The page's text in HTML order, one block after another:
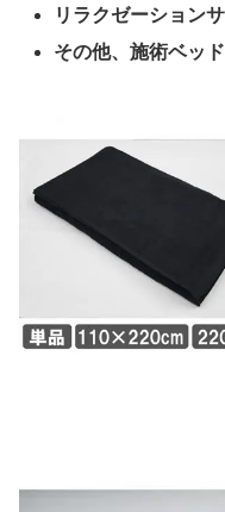
リラクゼーション
その他、施術ベッ